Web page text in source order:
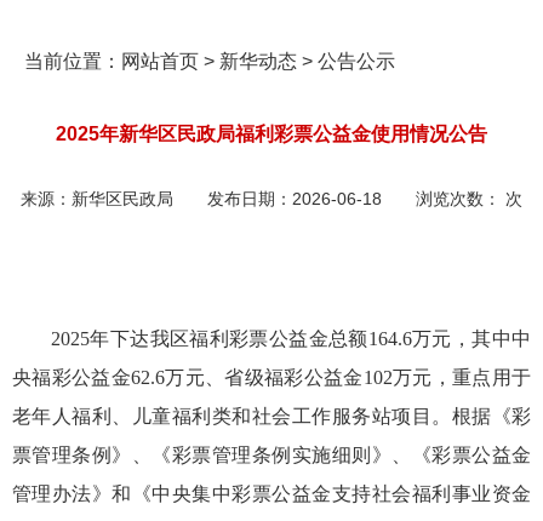
当前位置： 网站首页 > 新华动态 > 公告公示
2025年新华区民政局福利彩票公益金使用情况公告
来源： 新华区民政局 发布日期： 2026-06-18 浏览次数： 次
2025年下达我区福利彩票公益金总额164.6万元，其中中
央福彩公益金62.6万元、省级福彩公益金102万元，重点用于
老年人福利、儿童福利类和社会工作服务站项目。根据《彩
票管理条例》、《彩票管理条例实施细则》、《彩票公益金
管理办法》和《中央集中彩票公益金支持社会福利事业资金